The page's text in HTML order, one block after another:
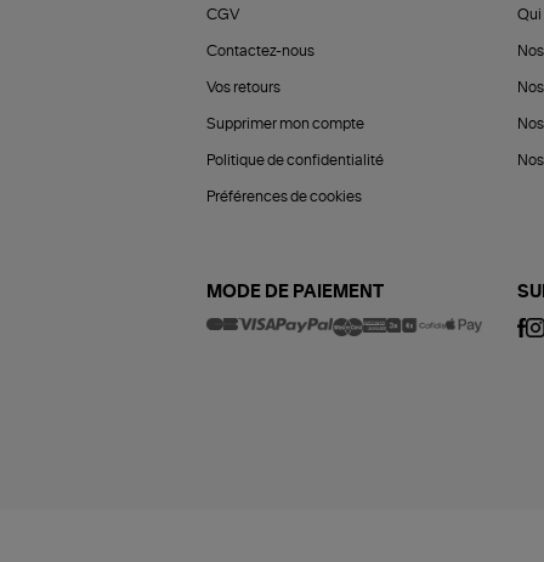
CGV
Contactez-nous
Vos retours
Supprimer mon compte
Politique de confidentialité
Préférences de cookies
Qui
MODE DE PAIEMENT